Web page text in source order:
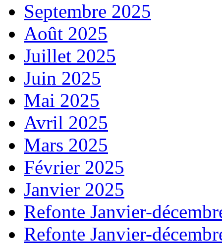
Septembre 2025
Août 2025
Juillet 2025
Juin 2025
Mai 2025
Avril 2025
Mars 2025
Février 2025
Janvier 2025
Refonte Janvier-
Refonte Janvier-